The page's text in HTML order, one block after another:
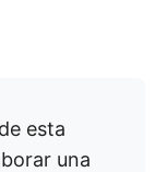
esta
una